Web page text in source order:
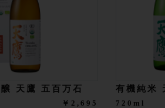
天鷹 五百万石
￥2,695
有機純米
720ml